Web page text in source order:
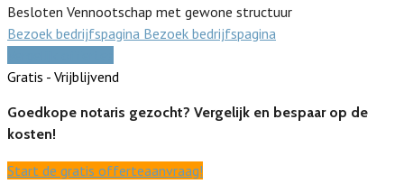
Besloten Vennootschap met gewone structuur
Bezoek bedrijfspagina Bezoek bedrijfspagina
Gratis - Vrijblijvend
Goedkope notaris gezocht? Vergelijk en bespaar op de
kosten!
Start de gratis offerteaanvraag!